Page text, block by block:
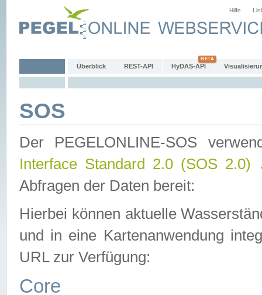
Hilfe
Überblick REST-API HyDAS-API
SOS
Der PEGELONLINE-SOS
Interface Standard 2.0 (SOS 2.0)
Abfragen der Daten bereit:
Hierbei können aktuelle
und in eine Kartenanwendung
URL zur Verfügung:
Core